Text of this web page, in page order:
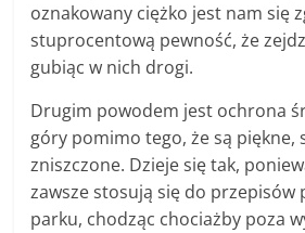
oznakowany ciężko jest nam się
stuprocentową pewność, że
gubiąc w nich drogi.
Drugim powodem jest ochrona
góry pomimo tego, że są piękne,
zniszczone. Dzieje się tak,
zawsze stosują się do przepisów
parku, chodząc chociażby poza